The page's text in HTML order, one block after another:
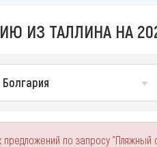
ИЗ ТАЛЛИНА НА
Болгария
по запросу